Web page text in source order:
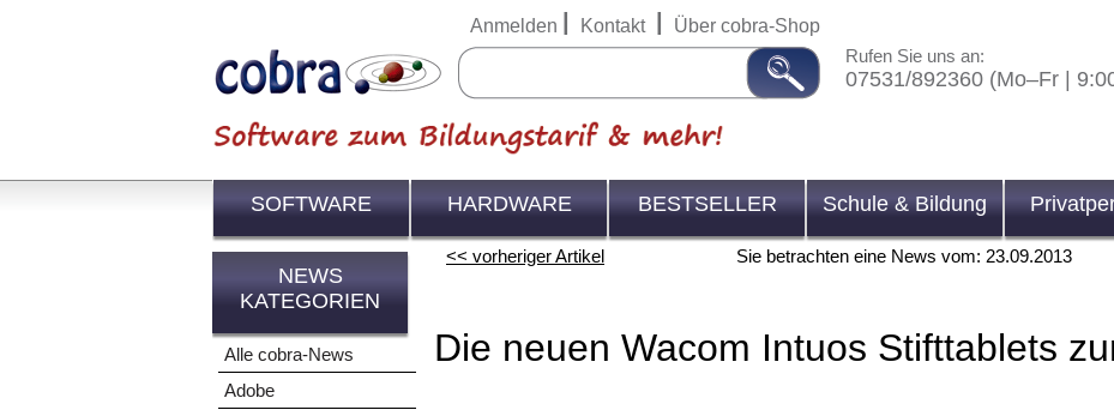
Anmelden Kontakt|
Über cobra-Shop
Rufen Sie uns an:
07531/892360 (Mo–Fr |
SOFTWARE HARDWARE BESTSELLER Schule & Bildung
NEWS
KATEGORIEN
Alle cobra-News
Adobe
<< vorheriger Artikel Sie betrachten eine News vom: 23.09.2013
Die neuen Wacom Intuos Stifttablets